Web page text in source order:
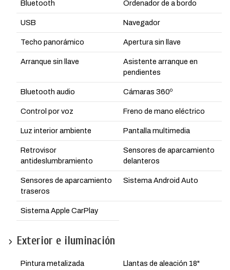
Bluetooth Ordenador de a bordo
USB Navegador
Techo panorámico Apertura sin llave
Arranque sin llave
Asistente arranque en
pendientes
Bluetooth audio Cámaras 360º
Control por voz Freno de mano eléctrico
Luz interior ambiente Pantalla multimedia
Retrovisor
antideslumbramiento
Sensores de aparcamiento
delanteros
Sensores de aparcamiento
traseros
Sistema Android Auto
Sistema Apple CarPlay
Exterior e iluminación
Pintura metalizada Llantas de aleación 18"